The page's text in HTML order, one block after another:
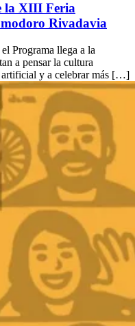
la XIII Feria
Rivadavia
Programa llega a la
a pensar la cultura
artificial y a celebrar más […]